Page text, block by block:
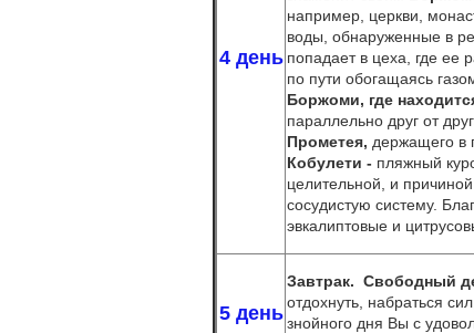
4 день
например, церкви,
воды, обнаруженные в
попадает в цеха, где ее
по пути обогащаясь
Боржоми, где
параллельно друг от
Прометея, держащего в
Кобулети - пляжный
целительной, и
сосудистую систему.
эвкалиптовые и
5 день
Завтрак. Свободный
отдохнуть, набраться
знойного дня Вы с